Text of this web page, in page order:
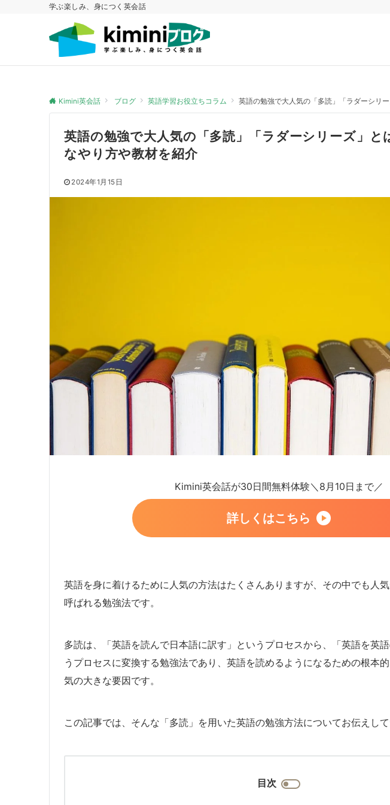
学ぶ楽しみ、身につく英会話
Kimini英会話 ブログ 英語学習お役立ちコラム 英語の勉強で大人気の「多読」「ラダーシリ
英語の勉強で大人気の「多読」「ラダーシリーズ」と
なやり方や教材を紹介
2024年1月15日
Kimini英会話が30日間無料体験＼8月10日まで／
詳しくはこちら
英語を身に着けるために人気の方法はたくさんありますが、その中でも人
呼ばれる勉強法です。
多読は、「英語を読んで日本語に訳す」というプロセスから、「英語を英
うプロセスに変換する勉強法であり、英語を読めるようになるための根本
気の大きな要因です。
この記事では、そんな「多読」を用いた英語の勉強方法についてお伝えして
目次